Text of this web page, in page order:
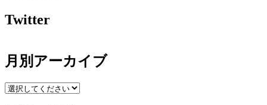
Twitter
月別アーカイブ